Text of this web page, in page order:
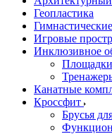
Геопластика
Игровые
Инклюзивное
Площадки
Канатные
Кроссфит
Брусья